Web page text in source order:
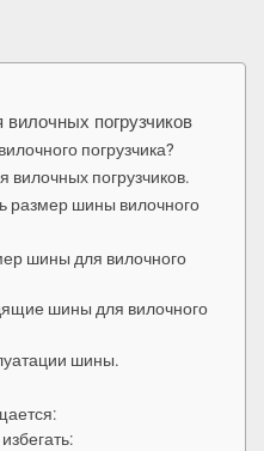
погрузчиков
погрузчика?
погрузчиков.
размер шины вилочного
шины для вилочного
шины для вилочного
шины.